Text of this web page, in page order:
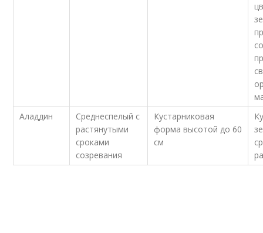
Аладдин
Среднеспелый с
растянутыми
сроками
созревания
Кустарниковая
форма высотой до 60
см